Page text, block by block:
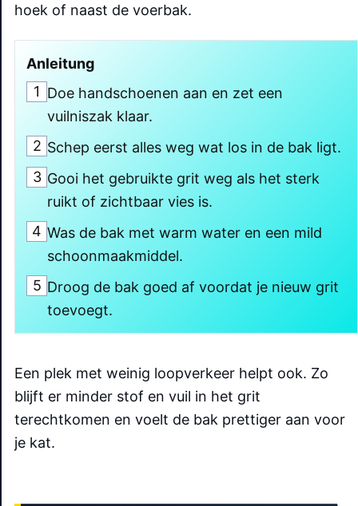
hoek of naast de voerbak.
Anleitung
1 Doe handschoenen aan en zet een
vuilniszak klaar.
2 Schep eerst alles weg wat los in de bak ligt.
3 Gooi het gebruikte grit weg als het sterk
ruikt of zichtbaar vies is.
4 Was de bak met warm water en een mild
schoonmaakmiddel.
5 Droog de bak goed af voordat je nieuw grit
toevoegt.
Een plek met weinig loopverkeer helpt ook. Zo
blijft er minder stof en vuil in het grit
terechtkomen en voelt de bak prettiger aan voor
je kat.